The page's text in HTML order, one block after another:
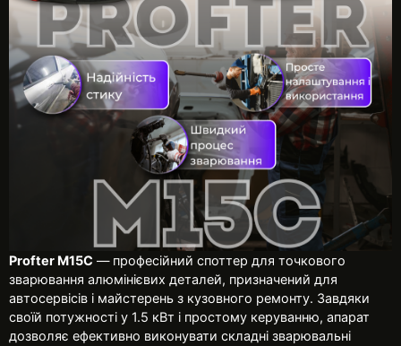
Profter M15C — професійний споттер для точкового
зварювання алюмінієвих деталей, призначений для
автосервісів і майстерень з кузовного ремонту. Завдяки
своїй потужності у 1.5 кВт і простому керуванню, апарат
дозволяє ефективно виконувати складні зварювальні